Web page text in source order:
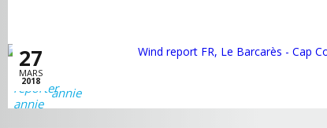
27
MARS
2018
annie